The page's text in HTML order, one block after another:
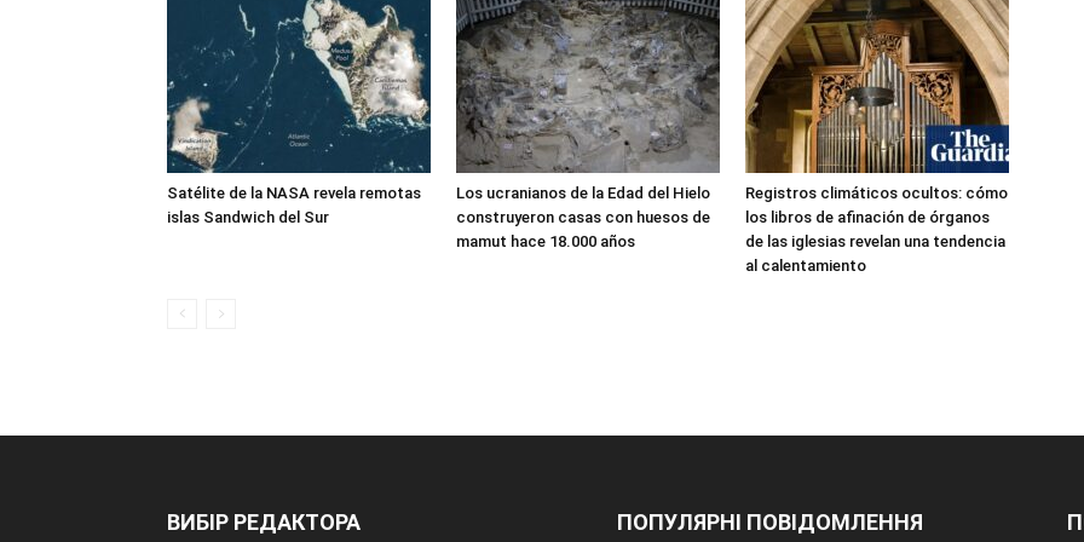
Satélite de la NASA revela remotas
islas Sandwich del Sur
Los ucranianos de la Edad del Hielo
construyeron casas con huesos de
mamut hace 18.000 años
Registros climáticos ocultos: cómo
los libros de afinación de órganos
de las iglesias revelan una tendencia
al calentamiento
ВИБІР РЕДАКТОРА ПОПУЛЯРНІ ПОВІДОМЛЕННЯ